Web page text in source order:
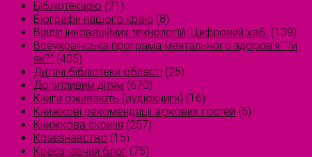
Бібліотекарю (21)
Біографи нашого краю (8)
Відділ інноваційних технологій. Цифровий хаб. (139)
Всеукраїнська програма ментального здоров'я "Ти
як?" (405)
Дитячі бібліотеки області (25)
Допитливим дітям (670)
Книги оживають (аудіокниги) (16)
Книжкові рекомендації зіркових гостей (5)
Книжкова скриня (257)
Краєзнавство (15)
Краєзнавчий блог (75)